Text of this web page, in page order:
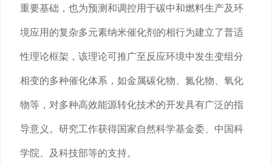
重要基础，也为预测和调控用于碳中和燃料生产及环
境应用的复杂多元素纳米催化剂的相行为建立了普适
性理论框架，该理论可推广至反应环境中发生变组分
相变的多种催化体系，如金属碳化物、氮化物、氧化
物等，对多种高效能源转化技术的开发具有广泛的指
导意义。研究工作获得国家自然科学基金委、中国科
学院、及科技部等的支持。